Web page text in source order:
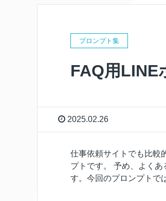
プロンプト集
FAQ用LINE
2025.02.26
仕事依頼サイトでも比較
プトです。 予め、よく
す。今回のプロンプトで